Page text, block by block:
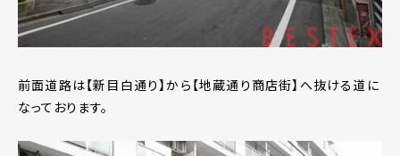
前面道路は【新目白通り】から【地蔵通り商店街】へ抜ける道に
なっております。